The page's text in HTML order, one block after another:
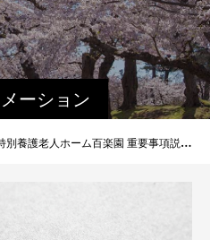
ーション
別養護老人ホーム百楽園 重要事項説明書